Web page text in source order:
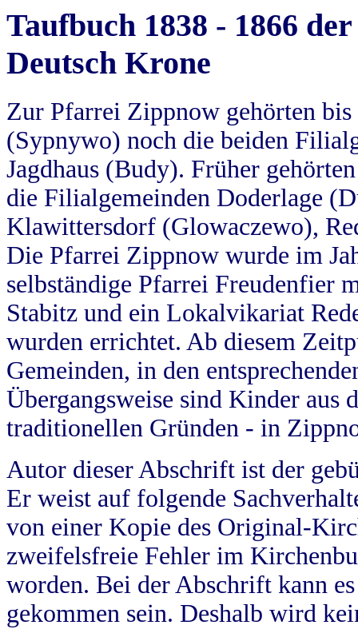
Taufbuch 1838 - 1866
Deutsch Krone
Zur Pfarrei Zippnow gehörten
(Sypnywo) noch die beiden
Jagdhaus (Budy). Früher
die Filialgemeinden Doderlage
Klawittersdorf (Glowaczewo),
Die Pfarrei Zippnow wurde im
selbständige Pfarrei Freudenfier
Stabitz und ein Lokalvikariat
wurden errichtet. Ab diesem
Gemeinden, in den
Übergangsweise sind Kinder aus
traditionellen Gründen - in
Autor dieser Abschrift ist der
Er weist auf folgende
von einer Kopie des Original-
zweifelsfreie Fehler im
worden. Bei der Abschrift kann
gekommen sein. Deshalb wird